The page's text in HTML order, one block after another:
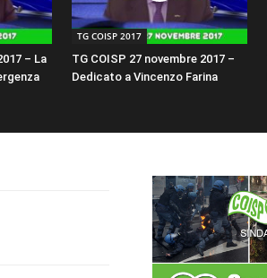
– La
TG COISP 2017
TG COISP 27 novembre 2017 –
Dedicato a Vincenzo Farina